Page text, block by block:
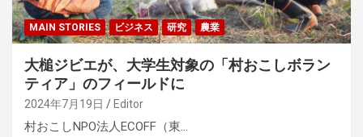
MAIN STORIES ビジネス 研究 農業
大槌ジビエが、大学生対象の「村おこしボラン
ティア」のフィールドに
2024年7月19日 Editor
村おこしNPO法人ECOFF（東…